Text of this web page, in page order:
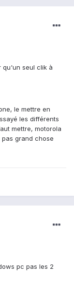
qu'un seul clik à
le mettre en
les différents
mettre, motorola
grand chose
pc pas les 2